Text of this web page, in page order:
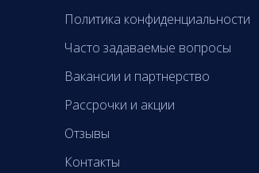
Политика конфиденциальности
Часто задаваемые вопросы
Вакансии и партнерство
Рассрочки и акции
Отзывы
Контакты